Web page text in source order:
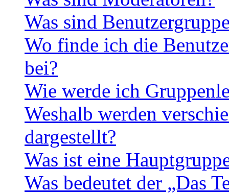
Was sind
Wo finde ich die
bei?
Wie werde ich
Weshalb werden
dargestellt?
Was ist eine
Was bedeutet der „Das